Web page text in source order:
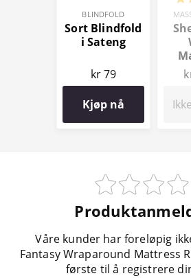
BLINDFOLD
Sort Blindfold
i Sateng
kr 79
Kjøp nå
Våre kunder har foreløpig
Fantasy Wraparound Mattress
første til å registrere